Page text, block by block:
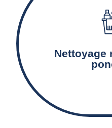
Nettoyage
Le nettoyage et
ascenseurs et boîtes-